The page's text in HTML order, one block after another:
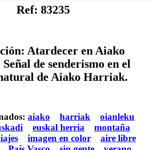
Ref: 83235
Atardecer en Aiako
de senderismo en el
de Aiako Harriak.
aiako harriak
oianleku
euskal herria
montaña
imagen en color
aire libre